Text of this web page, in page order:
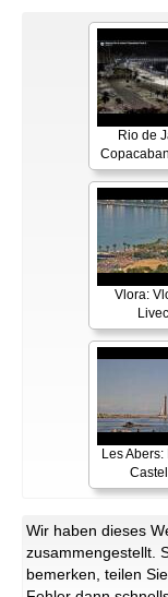
Rio de
Vlora:
Les
Wir haben dieses
zusammengestellt.
bemerken, teilen